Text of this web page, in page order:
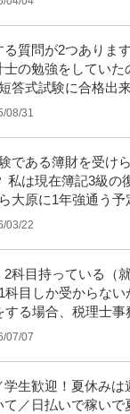
リモートワーク 年間休日
業種】コンサルティン
…続きを見る
この条件
質問が2つありま
の勉強をしていた
答式試験に合格出
08/31
である簿財を受け
私は現在簿記3級の
大原に1年強通う予
03/22
科目持っている（
科目しか受からな
る場合、税理士事
07/07
生歓迎！夏休みは
／日払いで稼いで